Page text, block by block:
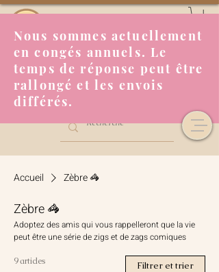
Nous sommes actuellement
en congés annuels. Le
temps de réponse peut être
rallongé et les envois
différés.
Accueil Zèbre 🦓
Zèbre 🦓
Adoptez des amis qui vous rappelleront que la vie
peut être une série de zigs et de zags comiques
9 articles Filtrer et trier